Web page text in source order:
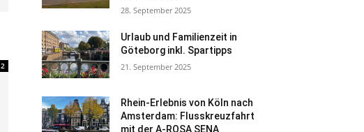
2
28. September 2025
Urlaub und Familienzeit in
Göteborg inkl. Spartipps
21. September 2025
Rhein-Erlebnis von Köln nach
Amsterdam: Flusskreuzfahrt
mit der A-ROSA SENA